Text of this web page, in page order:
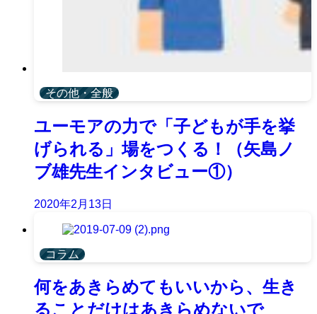
その他・全般
ユーモアの力で「子どもが手を挙
げられる」場をつくる！（矢島ノ
ブ雄先生インタビュー①）
2020年2月13日
コラム
何をあきらめてもいいから、生き
ることだけはあきらめないで